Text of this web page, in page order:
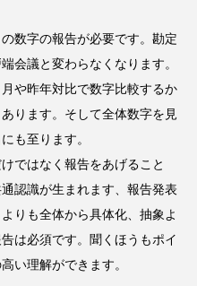
数字の報告が必要です。勘定
会議と変わらなくなります。
や昨年対比で数字比較するか
ります。そして全体数字を見
も至ります。
ではなく報告をあげること
認識が生まれます、報告発表
りも全体から具体化、抽象よ
は必須です。聞くほうもポイ
い理解ができます。